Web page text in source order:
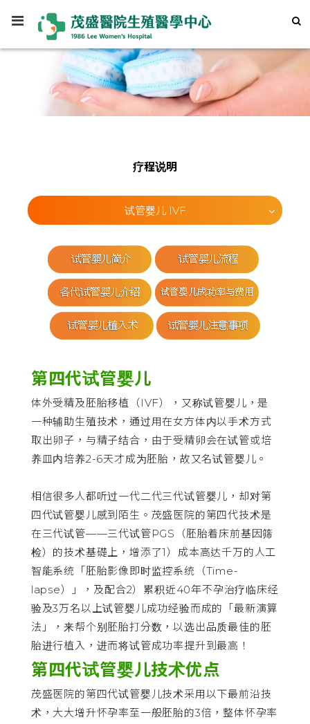
疗程说明
试管婴儿 IVF
第四代试管婴儿
体外受精及胚胎移植（IVF），又称试管婴儿，是
一种辅助生殖技术，通过用在女方体内以手术方式
取出卵子，与精子结合，由于受精卵会在试管或培
养皿内培养2-6天才成为胚胎，故又名试管婴儿。
相信很多人都听过一代二代三代试管婴儿，却对第
四代试管婴儿感到陌生。茂盛医院的第四代技术是
在三代试管——三代试管PGS（胚胎着床前基因筛
检）的技术基礎上，增添了1）成本高达千万的人工
智能系统「胚胎影像即时监控系统（Time-
lapse）」，及配合2）累积近40年不孕治疗临床经
验及3万名以上试管婴儿成功经验而成的「最新演算
法」，来帮个别胚胎打分数，以选出品质最佳的胚
胎进行植入，进而将试管成功率提升到最高！
第四代试管婴儿技术优点
茂盛医院的第四代试管婴儿技术采用以下最前沿技
术，大大增升怀孕率至一般胚胎的3倍，整体怀孕率